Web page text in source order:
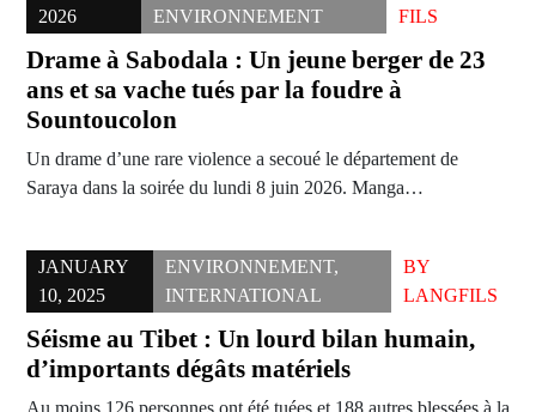
2026
ENVIRONNEMENT
FILS
Drame à Sabodala : Un jeune berger de 23
ans et sa vache tués par la foudre à
Sountoucolon
Un drame d’une rare violence a secoué le département de
Saraya dans la soirée du lundi 8 juin 2026. Manga…
JANUARY
10, 2025
ENVIRONNEMENT,
INTERNATIONAL
BY
LANGFILS
Séisme au Tibet : Un lourd bilan humain,
d’importants dégâts matériels